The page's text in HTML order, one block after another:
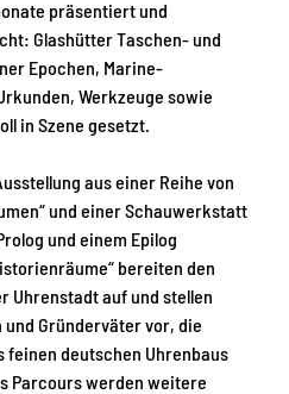
präsentiert und
Glashütter Taschen- und
Epochen, Marine-
Werkzeuge sowie
in Szene gesetzt.
aus einer Reihe von
und einer Schauwerkstatt
und einem Epilog
bereiten den
Uhrenstadt auf und stellen
Gründerväter vor, die
feinen deutschen Uhrenbaus
Parcours werden weitere